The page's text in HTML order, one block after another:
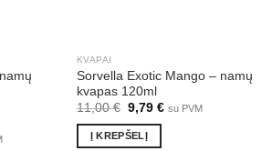
KVAPAI
Sorvella Exotic Mango – namų
kvapas 120ml
11,00€ Original
was:
11,00 €.
9,79 €Current
su PVM
Į KREPŠELĮ